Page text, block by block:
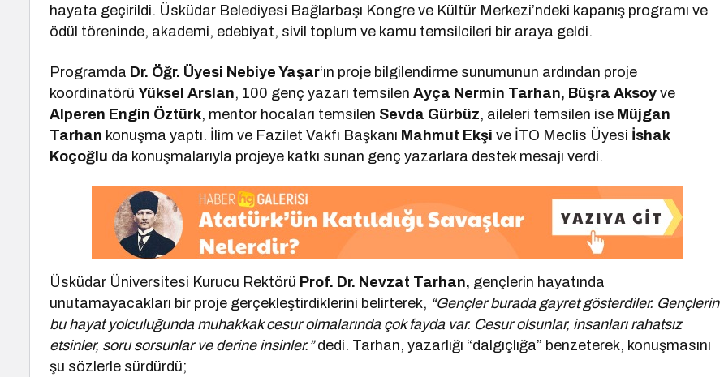
hayata geçirildi. Üsküdar Belediyesi Bağlarbaşı Kongre ve Kültür Merkezi’ndeki kapanış programı ve
ödül töreninde, akademi, edebiyat, sivil toplum ve kamu temsilcileri bir araya geldi.
Programda Dr. Öğr. Üyesi Nebiye Yaşar‘ın proje bilgilendirme sunumunun ardından proje
koordinatörüYüksel Arslan, 100 genç yazarı temsilenAyça Nermin Tarhan, Büşra Aksoy ve
Alperen Engin Öztürk, mentor hocaları temsilen Sevda Gürbüz, aileleri temsilen ise Müjgan
Tarhan konuşma yaptı. İlim ve Fazilet Vakfı Başkanı Mahmut Ekşive İTO Meclis Üyesi İshak
Koçoğlu da konuşmalarıyla projeye katkı sunan genç yazarlara destek mesajı verdi.
Üsküdar Üniversitesi Kurucu Rektörü Prof. Dr. Nevzat Tarhan, gençlerin hayatında
unutamayacakları bir proje gerçekleştirdiklerini belirterek, “Gençler burada gayret gösterdiler. Gençlerin
bu hayat yolculuğunda muhakkak cesur olmalarında çok fayda var. Cesur olsunlar, insanları rahatsız
etsinler, soru sorsunlar ve derine insinler.”dedi. Tarhan, yazarlığı “dalgıçlığa” benzeterek, konuşmasını
şu sözlerle sürdürdü;